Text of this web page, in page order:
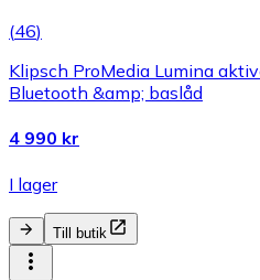
(46)
Klipsch ProMedia Lumina
Bluetooth &amp; baslåd
4 990 kr
I lager
Till butik